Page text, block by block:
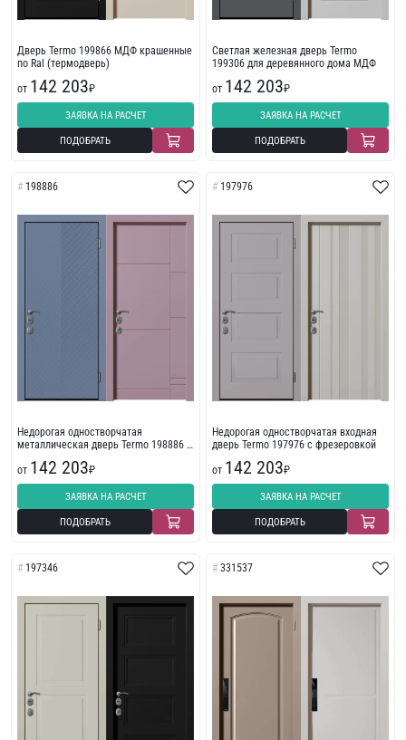
Дверь Termo 199866 МДФ крашенные
по Ral (термодверь)
от 142 203₽
ЗАЯВКА НА РАСЧЕТ
ПОДОБРАТЬ
Светлая железная дверь Termo
199306 для деревянного дома МДФ
от 142 203₽
ЗАЯВКА НА РАСЧЕТ
ПОДОБРАТЬ
198886
Недорогая одностворчатая
металлическая дверь Termo 198886 с
от 142 203₽
ЗАЯВКА НА РАСЧЕТ
ПОДОБРАТЬ
197976
Недорогая одностворчатая входная
дверь Termo 197976 с фрезеровкой
от 142 203₽
ЗАЯВКА НА РАСЧЕТ
ПОДОБРАТЬ
197346 331537